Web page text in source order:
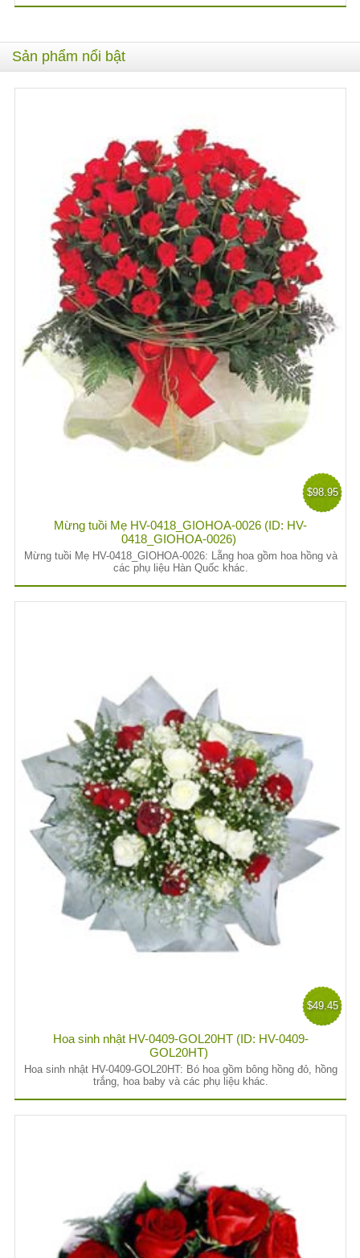
Sản phẩm nổi bật
$98.95
Mừng tuồi Mẹ HV-0418_GIOHOA-0026 (ID: HV-
0418_GIOHOA-0026)
Mừng tuồi Mẹ HV-0418_GIOHOA-0026: Lẵng hoa gồm hoa hồng và
các phụ liệu Hàn Quốc khác.
$49.45
Hoa sinh nhật HV-0409-GOL20HT (ID: HV-0409-
GOL20HT)
Hoa sinh nhật HV-0409-GOL20HT: Bó hoa gồm bông hồng đỏ, hồng
trắng, hoa baby và các phụ liệu khác.